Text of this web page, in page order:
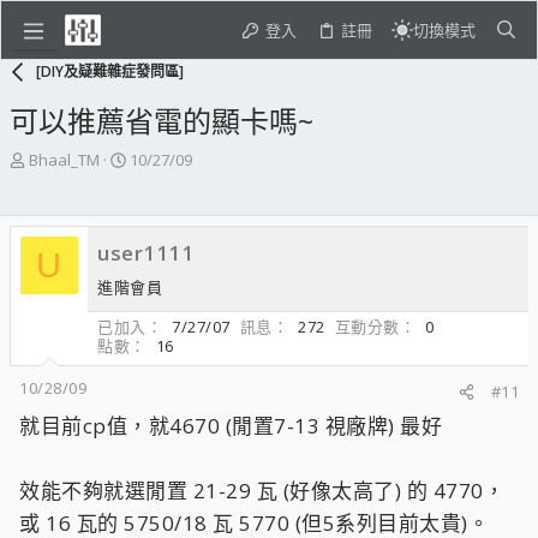
登入 註冊 切換模式
[DIY及疑難雜症發問區]
可以推薦省電的顯卡嗎~
主
起
人
Bhaal_TM
開
期
10/27/09
U user1111
進階會員
已加入
7/27/07 訊息 272 互動分數
0
點數
16
10/28/09
#11
就目前cp值，就4670 (閒置7-13 視廠牌) 最好
效能不夠就選閒置 21-29 瓦 (好像太高了) 的 4770，
或 16 瓦的 5750/18 瓦 5770 (但5系列目前太貴)。